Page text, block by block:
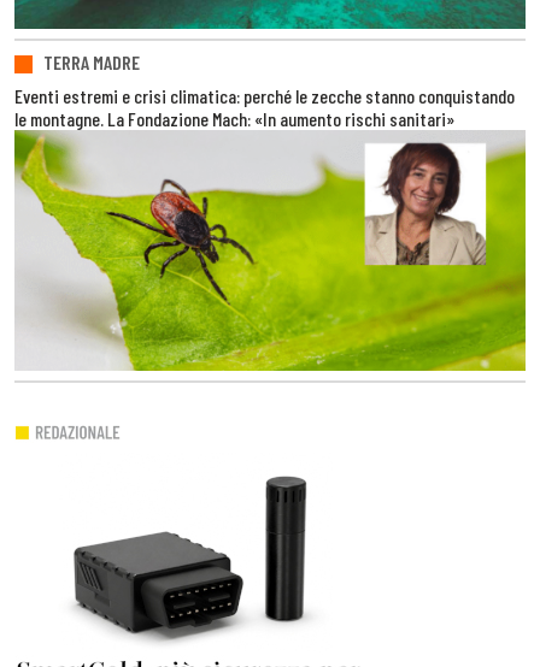
TERRA MADRE
Eventi estremi e crisi climatica: perché le zecche stanno conquistando
le montagne. La Fondazione Mach: «In aumento rischi sanitari»